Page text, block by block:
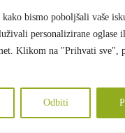
bismo poboljšali vaše
personalizirane oglase
Klikom na "Prihvati sve",
Odbiti